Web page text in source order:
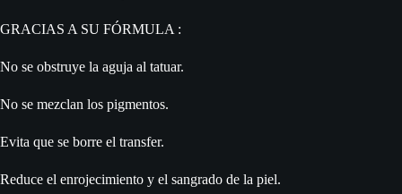
GRACIAS A SU FÓRMULA :
No se obstruye la aguja al tatuar.
No se mezclan los pigmentos.
Evita que se borre el transfer.
Reduce el enrojecimiento y el sangrado de la piel.